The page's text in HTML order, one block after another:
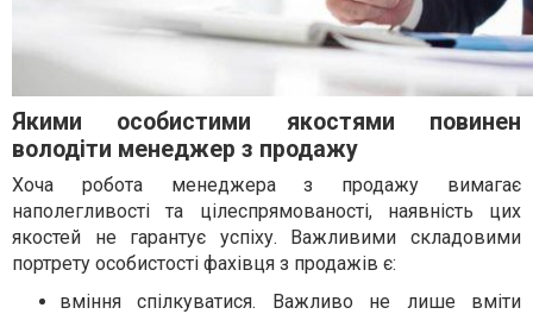
Якими особистими якостями повинен
володіти менеджер з продажу
Хоча робота менеджера з продажу вимагає
наполегливості та цілеспрямованості, наявність цих
якостей не гарантує успіху. Важливими складовими
портрету особистості фахівця з продажів є:
вміння спілкуватися. Важливо не лише вміти